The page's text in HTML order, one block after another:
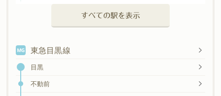
武蔵小杉
すべての駅を表示
東急目黒線
目黒
不動前